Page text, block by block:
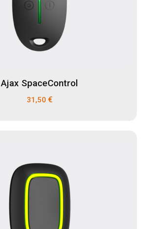
Ajax SpaceControl
31,50 €